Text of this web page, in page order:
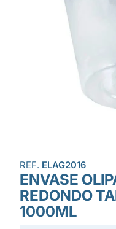
REF. ELAG2016
ENVASE
REDONDO
1000ML